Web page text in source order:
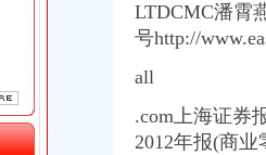
分公司 渝高 （工商注册）
公司转让）
许可证）
万 （进出口权）
LTDCMC潘霄
号http://
all
.com上海证券
2012年报(商